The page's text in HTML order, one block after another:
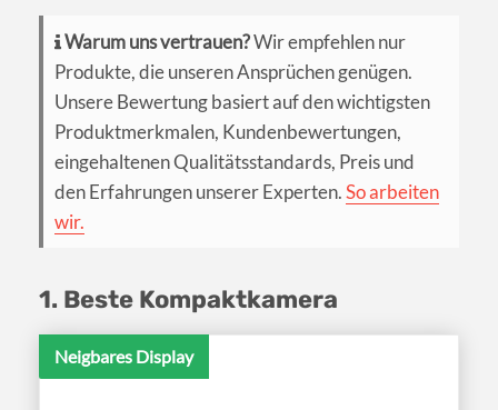
Warum uns vertrauen?Wir empfehlen nur
Produkte, die unseren Ansprüchen genügen.
Unsere Bewertung basiert auf den wichtigsten
Produktmerkmalen, Kundenbewertungen,
eingehaltenen Qualitätsstandards, Preis und
den Erfahrungen unserer Experten.So arbeiten
wir.
1. Beste Kompaktkamera
Neigbares Display